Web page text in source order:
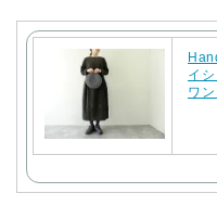
イ
ワ